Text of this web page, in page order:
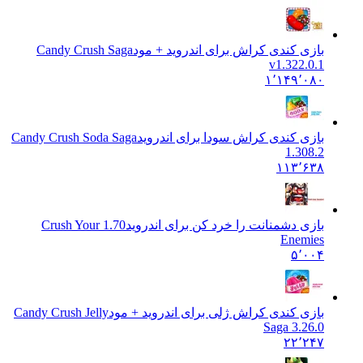
بازی کندی کراش برای اندروید + مود Candy Crush Saga
v1.322.0.1
۱٬۱۴۹٬۰۸۰
بازی کندی کراش سودا برای اندروید Candy Crush Soda Saga
1.308.2
۱۱۳٬۶۳۸
بازی دشمنانت را خرد کن برای اندروید
1.70 Crush Your
Enemies
بازی کندی کراش ژلی برای اندروید + مود Candy Crush Jelly
Saga 3.26.0
۲۲٬۲۴۷